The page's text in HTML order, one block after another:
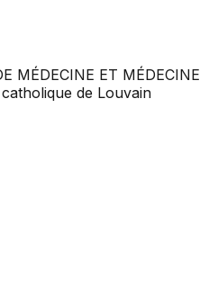
MÉDECINE ET MÉDECINE
de Louvain